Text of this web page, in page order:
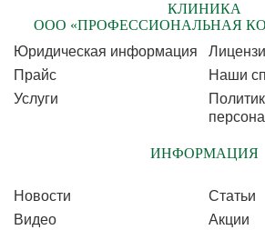
КЛИНИКА
ООО «ПРОФЕССИОНАЛЬНАЯ
Юридическая информация
Прайс
Наши
Услуги
ИНФОРМАЦИЯ
Новости
Статьи
Видео
Акции